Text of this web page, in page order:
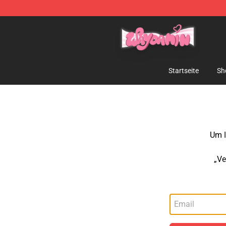
Waydamin Store - Official Waydamin Merchandise Shop
Startseite
Um